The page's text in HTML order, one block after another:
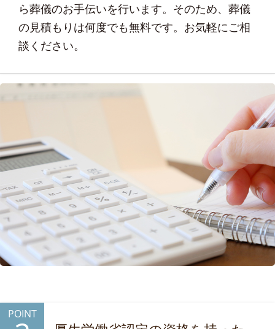
ら葬儀のお手伝いを行います。そのため、葬儀
の見積もりは何度でも無料です。お気軽にご相
談ください。
POINT